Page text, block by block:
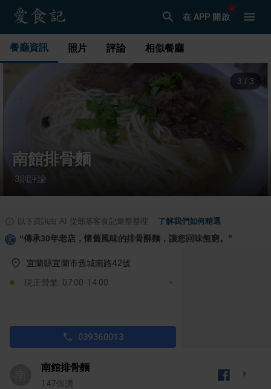
在 APP 開啟
餐廳資訊 照片 評論 相似餐廳
1 / 3
南館排骨麵
3 則評論
以下資訊由 AI 從部落客食記彙整整理 了解我們如何精選
“傳承30年老店，懷舊風味的排骨酥麵，讓您回味無窮。 ”
宜蘭縣宜蘭市舊城南路42號
現正營業: 07:00-14:00
039360013
南館排骨麵
147個讚